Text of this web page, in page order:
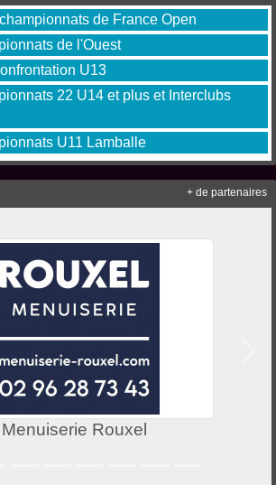
de France Open
de l'Ouest
U13
22 U14 et plus et Interclubs
U11 Lamballe
Menuiserie Rouxel
+ de partenaires